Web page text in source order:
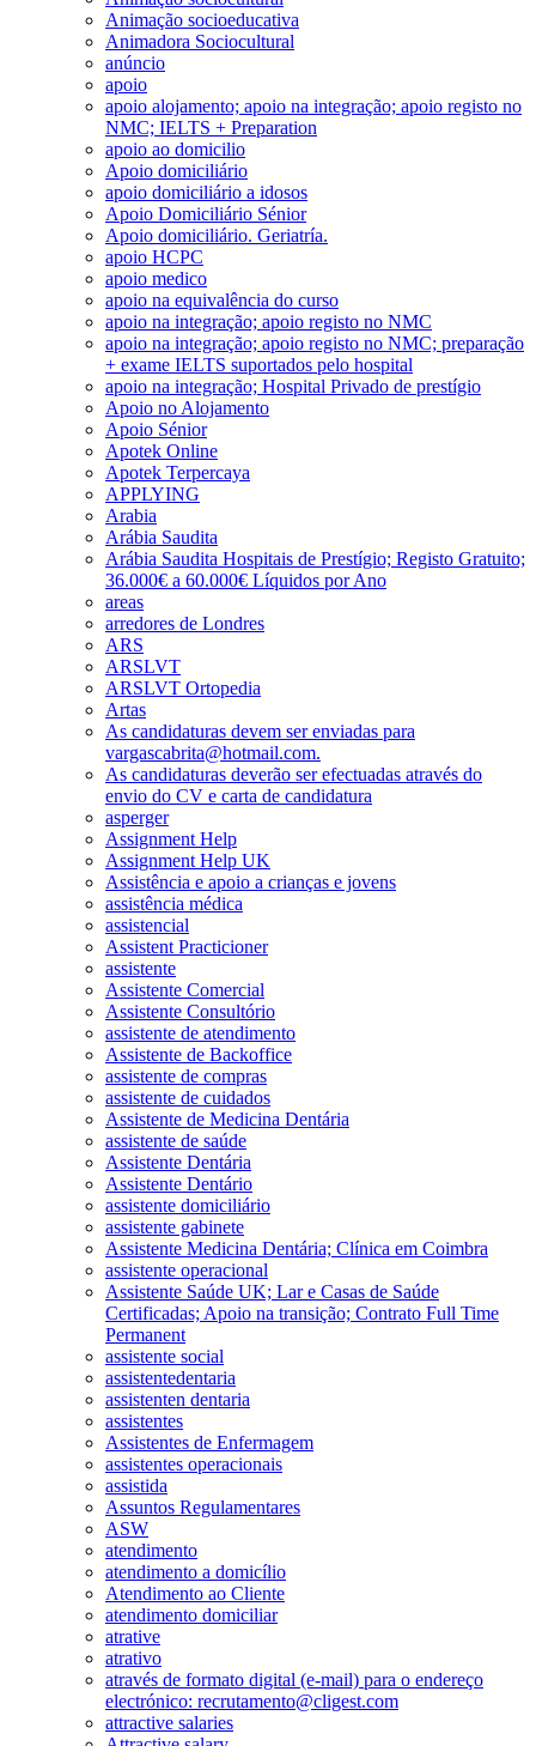
Animação socioeducativa
Animadora Sociocultural
anúncio
apoio
apoio alojamento; apoio na integração; apoio registo no
NMC; IELTS + Preparation
apoio ao domicilio
Apoio domiciliário
apoio domiciliário a idosos
Apoio Domiciliário Sénior
Apoio domiciliário. Geriatría.
apoio HCPC
apoio medico
apoio na equivalência do curso
apoio na integração; apoio registo no NMC
apoio na integração; apoio registo no NMC; preparação
+ exame IELTS suportados pelo hospital
apoio na integração; Hospital Privado de prestígio
Apoio no Alojamento
Apoio Sénior
Apotek Online
Apotek Terpercaya
APPLYING
Arabia
Arábia Saudita
Arábia Saudita Hospitais de Prestígio; Registo Gratuito;
36.000€ a 60.000€ Líquidos por Ano
areas
arredores de Londres
ARS
ARSLVT
ARSLVT Ortopedia
Artas
As candidaturas devem ser enviadas para
vargascabrita@hotmail.com.
As candidaturas deverão ser efectuadas através do
envio do CV e carta de candidatura
asperger
Assignment Help
Assignment Help UK
Assistência e apoio a crianças e jovens
assistência médica
assistencial
Assistent Practicioner
assistente
Assistente Comercial
Assistente Consultório
assistente de atendimento
Assistente de Backoffice
assistente de compras
assistente de cuidados
Assistente de Medicina Dentária
assistente de saúde
Assistente Dentária
Assistente Dentário
assistente domiciliário
assistente gabinete
Assistente Medicina Dentária; Clínica em Coimbra
assistente operacional
Assistente Saúde UK; Lar e Casas de Saúde
Certificadas; Apoio na transição; Contrato Full Time
Permanent
assistente social
assistentedentaria
assistenten dentaria
assistentes
Assistentes de Enfermagem
assistentes operacionais
assistida
Assuntos Regulamentares
ASW
atendimento
atendimento a domicílio
Atendimento ao Cliente
atendimento domiciliar
atrative
atrativo
através de formato digital (e-mail) para o endereço
electrónico: recrutamento@cligest.com
attractive salaries